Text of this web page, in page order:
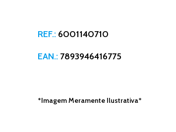
REF.: 6001140710
EAN.: 7893946416775
*Imagem Meramente Ilustrativa*